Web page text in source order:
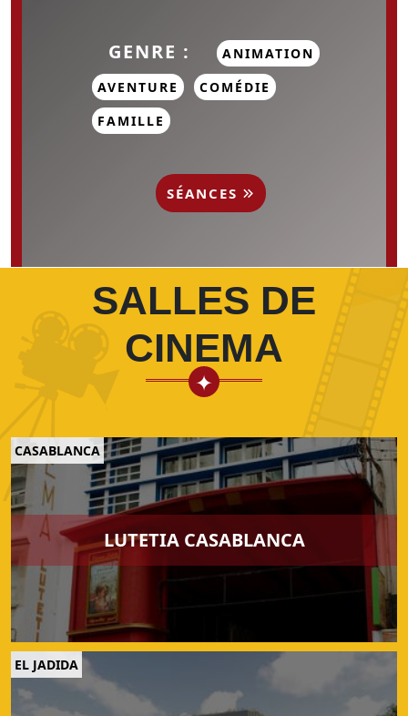
GENRE :
ANIMATION
AVENTURE
COMÉDIE
FAMILLE
SÉANCES
SALLES DE
CINEMA
CASABLANCA
LUTETIA CASABLANCA
EL JADIDA